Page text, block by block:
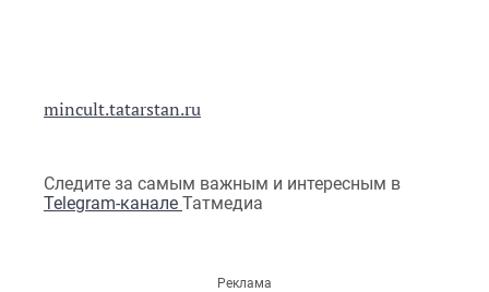
mincult.tatarstan.ru
Следите за самым важным и интересным в
Telegram-канале Татмедиа
Реклама